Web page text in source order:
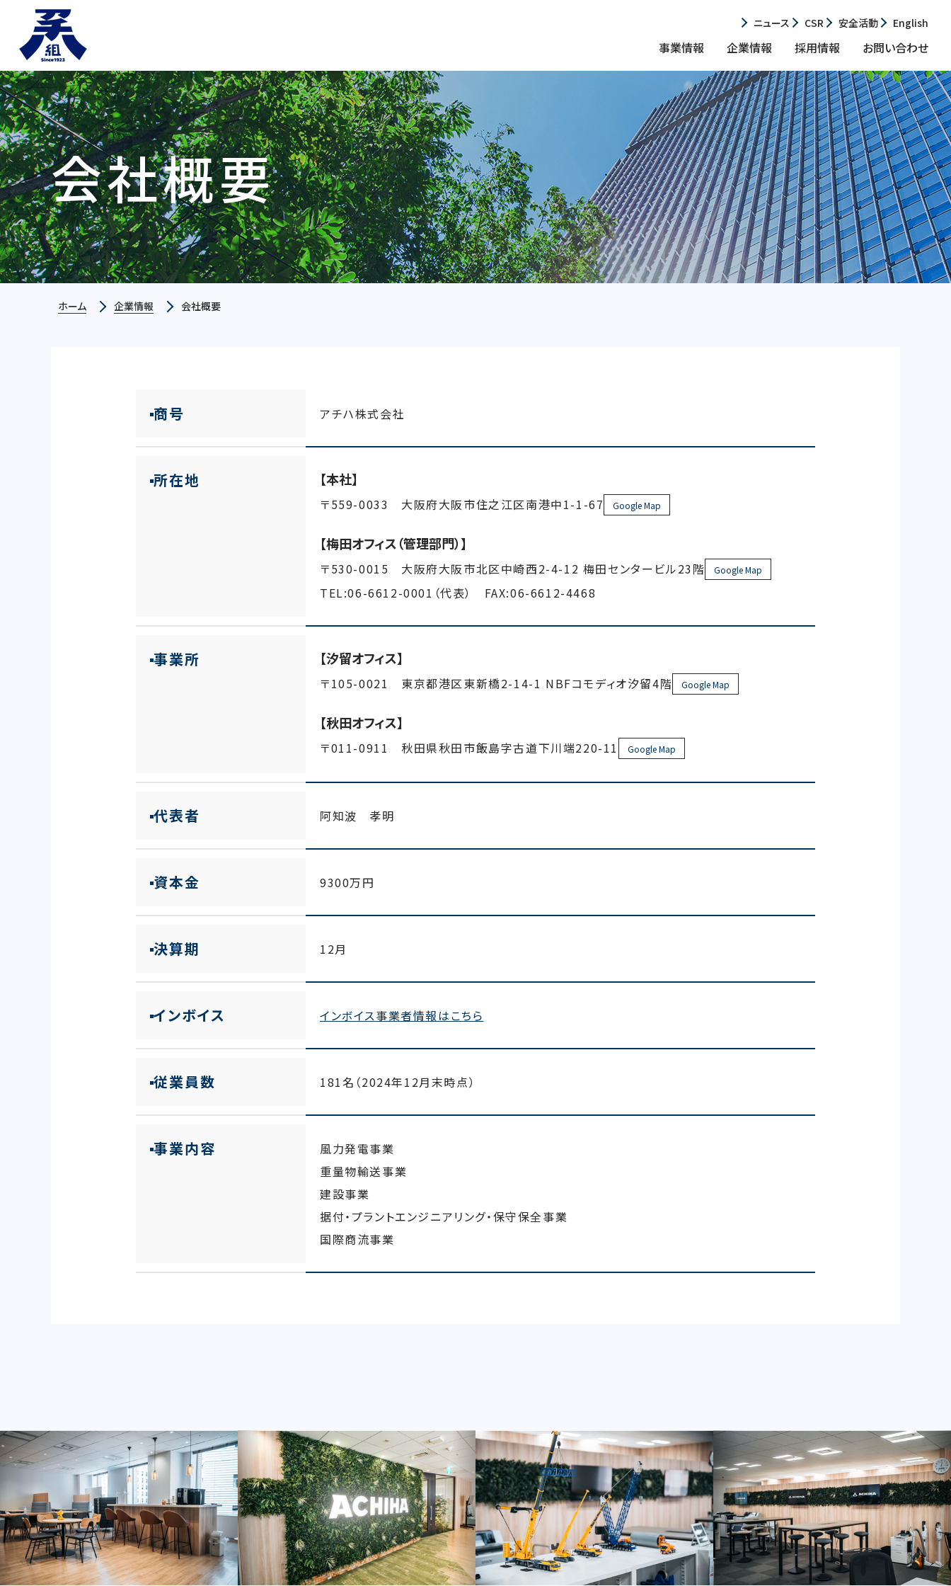
ニュース CSR 安全活動 English
事業情報 企業情報 採用情報 お問い合わせ
会社概要
ホーム 企業情報 会社概要
商号 アチハ株式会社
所在地 【本社】
〒559-0033 大阪府大阪市住之江区南港中1-1-67 Google Map
【梅田オフィス（管理部門）】
〒530-0015 大阪府大阪市北区中崎西2-4-12 梅田センタービル23階 Google Map
TEL:06-6612-0001（代表） FAX:06-6612-4468
事業所 【汐留オフィス】
〒105-0021 東京都港区東新橋2-14-1 NBFコモディオ汐留4階 Google Map
【秋田オフィス】
〒011-0911 秋田県秋田市飯島字古道下川端220-11 Google Map
代表者 阿知波 孝明
資本金 9300万円
決算期 12月
インボイス インボイス事業者情報はこちら
従業員数 181名（2024年12月末時点）
事業内容
風力発電事業
重量物輸送事業
建設事業
据付・プラントエンジニアリング・保守保全事業
国際商流事業